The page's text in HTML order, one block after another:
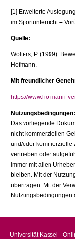
[1] Erweiterte
im Sportunterricht–
Quelle:
Wolters, P. (1999).
Hofmann.
Mit freundlicher
https://www.hofmann-
Nutzungsbedingungen:
Das vorliegende
nicht-kommerziellen
und/oder kommerzielle
vertrieben oder
immer mit allen
bleiben. Mit der
übertragen. Mit der
Nutzungsbedingungen
Universität Kassel -